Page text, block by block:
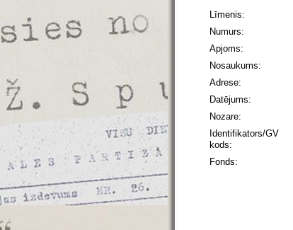
Līmenis:
Numurs:
Apjoms:
Nosaukums:
Adrese:
Datējums:
Nozare:
Identifikators/GV
kods:
Fonds: